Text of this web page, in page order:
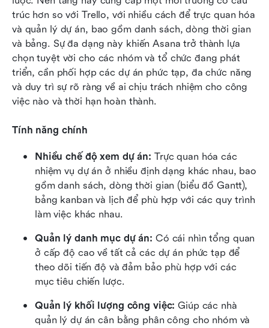
trúc hơn so với Trello, với nhiều cách để trực quan hóa
và quản lý dự án, bao gồm danh sách, dòng thời gian
và bảng. Sự đa dạng này khiến Asana trở thành lựa
chọn tuyệt vời cho các nhóm và tổ chức đang phát
triển, cần phối hợp các dự án phức tạp, đa chức năng
và duy trì sự rõ ràng về ai chịu trách nhiệm cho công
việc nào và thời hạn hoàn thành.
Tính năng chính
Nhiều chế độ xem dự án: Trực quan hóa các
nhiệm vụ dự án ở nhiều định dạng khác nhau, bao
gồm danh sách, dòng thời gian (biểu đồ Gantt),
bảng kanban và lịch để phù hợp với các quy trình
làm việc khác nhau.
Quản lý danh mục dự án: Có cái nhìn tổng quan
ở cấp độ cao về tất cả các dự án phức tạp để
theo dõi tiến độ và đảm bảo phù hợp với các
mục tiêu chiến lược.
Quản lý khối lượng công việc: Giúp các nhà
quản lý dự án cân bằng phân công cho nhóm và